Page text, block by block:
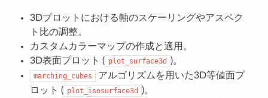
3Dプロットにおける軸のスケーリングやアスペク
ト比の調整。
カスタムカラーマップの作成と適用。
3D表面プロット ( plot_surface3d )。
marching_cubes
アルゴリズムを用いた3D等値面プ
ロット ( plot_isosurface3d
)。